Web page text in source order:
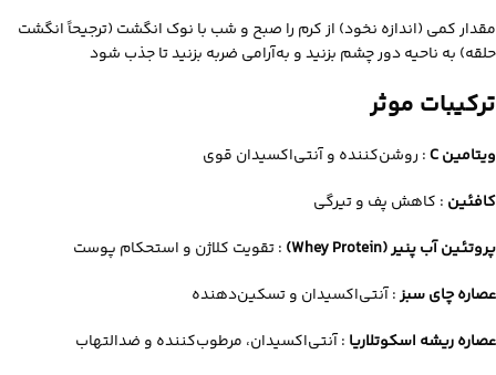
مقدار کمی (اندازه نخود) از کرم را صبح و شب با نوک انگشت (ترجیحاً انگشت
حلقه) به ناحیه دور چشم بزنید و به‌آرامی ضربه بزنید تا جذب شود
ترکیبات موثر
ویتامین C
: روشن‌کننده و آنتی‌اکسیدان قوی
کافئین : کاهش پف و تیرگی
پروتئین آب پنیر (Whey Protein)
: تقویت کلاژن و استحکام پوست
عصاره چای سبز: آنتی‌اکسیدان و تسکین‌دهنده
عصاره ریشه اسکوتلاریا : آنتی‌اکسیدان، مرطوب‌کننده و ضدالتهاب